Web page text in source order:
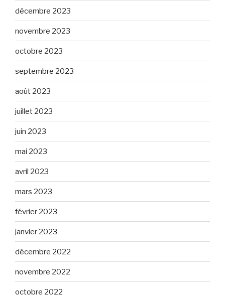
décembre 2023
novembre 2023
octobre 2023
septembre 2023
août 2023
juillet 2023
juin 2023
mai 2023
avril 2023
mars 2023
février 2023
janvier 2023
décembre 2022
novembre 2022
octobre 2022